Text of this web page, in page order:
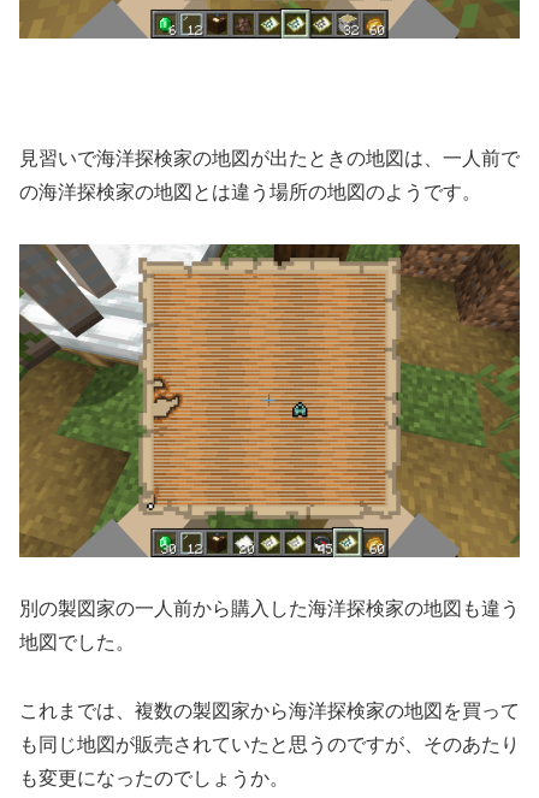
見習いで海洋探検家の地図が出たときの地図は、一人前で
の海洋探検家の地図とは違う場所の地図のようです。
別の製図家の一人前から購入した海洋探検家の地図も違う
地図でした。
これまでは、複数の製図家から海洋探検家の地図を買って
も同じ地図が販売されていたと思うのですが、そのあたり
も変更になったのでしょうか。